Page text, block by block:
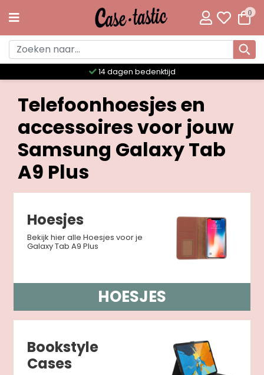
0
14 dagen bedenktijd
Telefoonhoesjes en
accessoires voor jouw
Samsung Galaxy Tab
A9 Plus
Hoesjes
Bekijk hier alle Hoesjes voor je
Galaxy Tab A9 Plus
HOESJES
Bookstyle
Cases